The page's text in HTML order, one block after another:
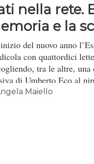
nella rete.
e la
del nuovo anno
con quattordici
tra le altre, una
di Umberto Eco al
Maiello